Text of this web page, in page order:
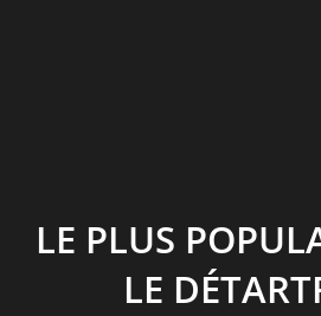
LE PLUS
LE